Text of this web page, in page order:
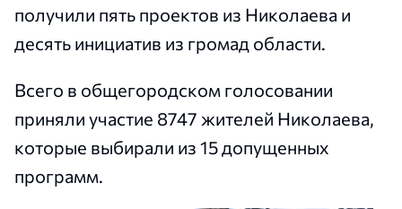
получили пять проектов из Николаева и
десять инициатив из громад области.
Всего в общегородском голосовании
приняли участие 8747 жителей Николаева,
которые выбирали из 15 допущенных
программ.